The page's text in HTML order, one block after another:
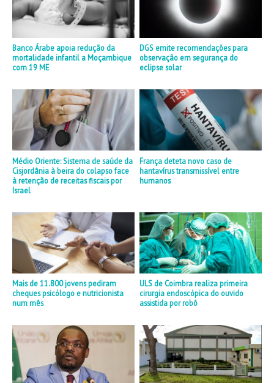
Banco Árabe apoia redução da
mortalidade infantil a Moçambique
com 19 ME
DGS emite recomendações para
observação em segurança do
eclipse solar
Médio Oriente: Sistema de saúde da
Cisjordânia à beira do colapso face
à retenção de receitas fiscais por
Israel
França deteta novo caso de
hantavírus transmissível entre
humanos
Mais de 11.800 jovens pediram
cheques psicólogo e nutricionista
num mês
ULS de Coimbra realiza primeira
cirurgia endoscópica do ouvido
assistida por robô